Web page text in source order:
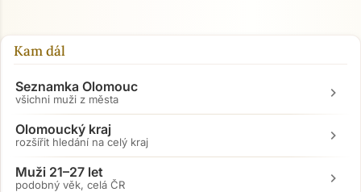
Kam dál
Seznamka Olomouc
všichni muži z města chevron_right
Olomoucký kraj
rozšířit hledání na celý kraj chevron_right
Muži 21–27 let
podobný věk, celá ČR chevron_right